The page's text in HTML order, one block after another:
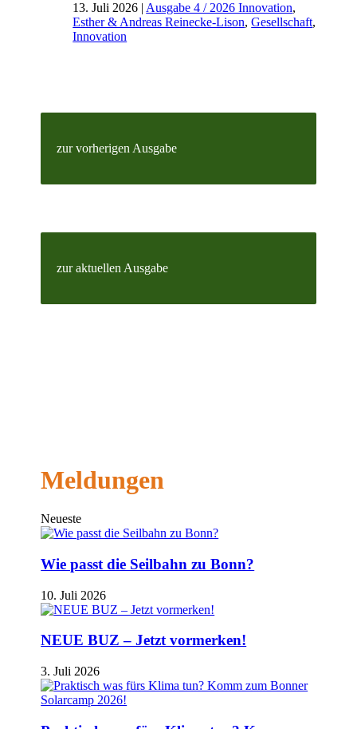
13. Juli 2026 |Ausgabe 4 / 2026 Innovation,
Esther & Andreas Reinecke-Lison,Gesellschaft,
Innovation
zur vorherigen Ausgabe
zur aktuellen Ausgabe
Meldungen
Neueste
Wie passt die Seilbahn zu Bonn?
10. Juli 2026
NEUE BUZ – Jetzt vormerken!
3. Juli 2026